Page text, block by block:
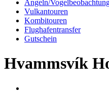
Angeln/
Vulkantouren
Kombitouren
Flughafentransfer
Gutschein
Hvammsvík